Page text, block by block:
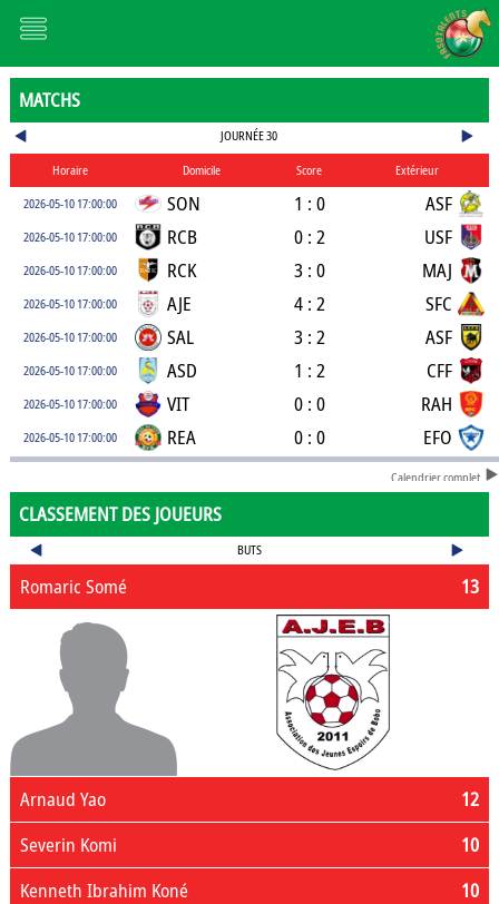
MATCHS
JOURNÉE 30
Horaire Domicile Score
Extérieur
2026-05-10 17:00:00
SON 1 : 0 ASF
2026-05-10 17:00:00 RCB 0 : 2 USF
2026-05-10 17:00:00 RCK 3 : 0 MAJ
2026-05-10 17:00:00 AJE 4 : 2 SFC
2026-05-10 17:00:00 SAL 3 : 2 ASF
2026-05-10 17:00:00 ASD 1 : 2 CFF
2026-05-10 17:00:00 VIT 0 : 0 RAH
2026-05-10 17:00:00 REA 0 : 0 EFO
Calendrier complet
CLASSEMENT DES JOUEURS
BUTS
13
Romaric Somé
12
Arnaud Yao
10
Severin Komi
10
Kenneth Ibrahim Koné